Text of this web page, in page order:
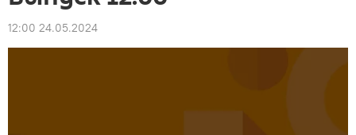
12:00 24.05.2024